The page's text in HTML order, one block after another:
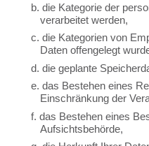
b. die Kategorie der
verarbeitet werden,
c. die Kategorien von
Daten offengelegt
d. die geplante
e. das Bestehen eines
Einschränkung der
f. das Bestehen eines
Aufsichtsbehörde,